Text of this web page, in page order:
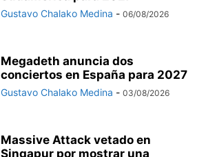
Gustavo Chalako Medina - 06/08/2026
Megadeth anuncia dos
conciertos en España para 2027
Gustavo Chalako Medina - 03/08/2026
Massive Attack vetado en
Singapur por mostrar una